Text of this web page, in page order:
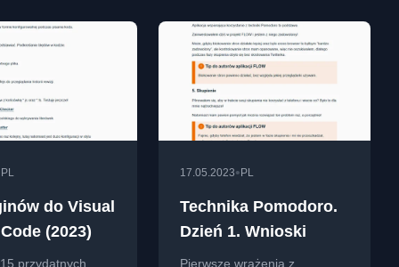
PL
do Visual
(2023)
przydatnych
17.05.2023• PL
Technika Pomodoro.
Dzień 1. Wnioski
Pierwsze wrażenia z